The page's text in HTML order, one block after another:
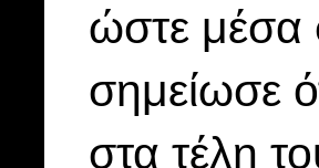
ώστε μέσα
σημείωσε
στα τέλη